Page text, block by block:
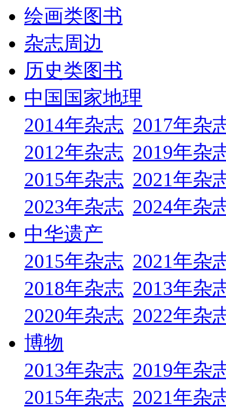
绘画类图书
杂志周边
历史类图书
中国国家地理
2014年杂志 2017年杂
2012年杂志 2019年杂
2015年杂志 2021年杂
2023年杂志 2024年杂
中华遗产
2015年杂志 2021年杂
2018年杂志 2013年杂
2020年杂志 2022年杂
博物
2013年杂志 2019年杂
2015年杂志 2021年杂